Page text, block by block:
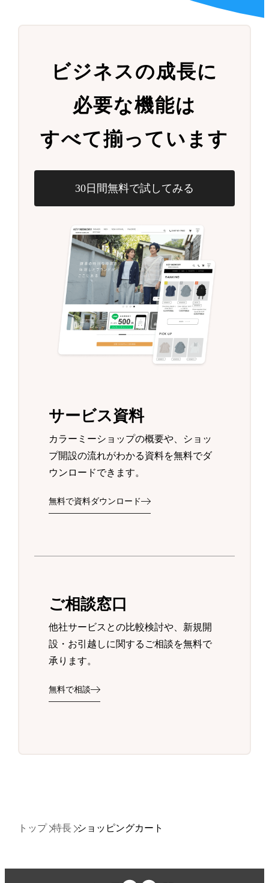
ビジネスの成長に
必要な機能は
すべて揃っています
30日間無料で試してみる
サービス資料
カラーミーショップの概要や、ショッ
プ開設の流れがわかる資料を無料でダ
ウンロードできます。
無料で資料ダウンロード
ご相談窓口
他社サービスとの比較検討や、新規開
設・お引越しに関するご相談を無料で
承ります。
無料で相談
トップ 特長 ショッピングカート